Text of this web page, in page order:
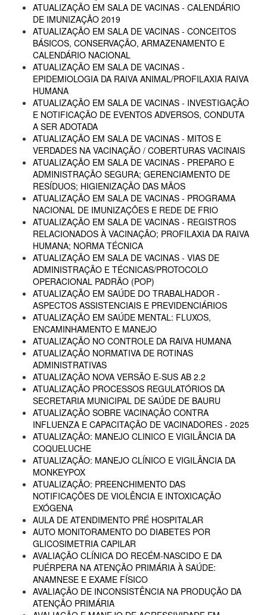
ATUALIZAÇÃO EM SALA DE VACINAS - CALENDÁRIO
DE IMUNIZAÇÃO 2019
ATUALIZAÇÃO EM SALA DE VACINAS - CONCEITOS
BÁSICOS, CONSERVAÇÃO, ARMAZENAMENTO E
CALENDÁRIO NACIONAL
ATUALIZAÇÃO EM SALA DE VACINAS -
EPIDEMIOLOGIA DA RAIVA ANIMAL/PROFILAXIA RAIVA
HUMANA
ATUALIZAÇÃO EM SALA DE VACINAS - INVESTIGAÇÃO
E NOTIFICAÇÃO DE EVENTOS ADVERSOS, CONDUTA
A SER ADOTADA
ATUALIZAÇÃO EM SALA DE VACINAS - MITOS E
VERDADES NA VACINAÇÃO / COBERTURAS VACINAIS
ATUALIZAÇÃO EM SALA DE VACINAS - PREPARO E
ADMINISTRAÇÃO SEGURA; GERENCIAMENTO DE
RESÍDUOS; HIGIENIZAÇÃO DAS MÃOS
ATUALIZAÇÃO EM SALA DE VACINAS - PROGRAMA
NACIONAL DE IMUNIZAÇÕES E REDE DE FRIO
ATUALIZAÇÃO EM SALA DE VACINAS - REGISTROS
RELACIONADOS À VACINAÇÃO; PROFILAXIA DA RAIVA
HUMANA; NORMA TÉCNICA
ATUALIZAÇÃO EM SALA DE VACINAS - VIAS DE
ADMINISTRAÇÃO E TÉCNICAS/PROTOCOLO
OPERACIONAL PADRÃO (POP)
ATUALIZAÇÃO EM SAÚDE DO TRABALHADOR -
ASPECTOS ASSISTENCIAIS E PREVIDENCIÁRIOS
ATUALIZAÇÃO EM SAÚDE MENTAL: FLUXOS,
ENCAMINHAMENTO E MANEJO
ATUALIZAÇÃO NO CONTROLE DA RAIVA HUMANA
ATUALIZAÇÃO NORMATIVA DE ROTINAS
ADMINISTRATIVAS
ATUALIZAÇÃO NOVA VERSÃO E-SUS AB 2.2
ATUALIZAÇÃO PROCESSOS REGULATÓRIOS DA
SECRETARIA MUNICIPAL DE SAÚDE DE BAURU
ATUALIZAÇÃO SOBRE VACINAÇÃO CONTRA
INFLUENZA E CAPACITAÇÃO DE VACINADORES - 2025
ATUALIZAÇÃO: MANEJO CLINICO E VIGILÂNCIA DA
COQUELUCHE
ATUALIZAÇÃO: MANEJO CLÍNICO E VIGILÂNCIA DA
MONKEYPOX
ATUALIZAÇÃO: PREENCHIMENTO DAS
NOTIFICAÇÕES DE VIOLÊNCIA E INTOXICAÇÃO
EXÓGENA
AULA DE ATENDIMENTO PRÉ HOSPITALAR
AUTO MONITORAMENTO DO DIABETES POR
GLICOSIMETRIA CAPILAR
AVALIAÇÃO CLÍNICA DO RECÉM-NASCIDO E DA
PUÉRPERA NA ATENÇÃO PRIMÁRIA À SAÚDE:
ANAMNESE E EXAME FÍSICO
AVALIAÇÃO DE INCONSISTÊNCIA NA PRODUÇÃO DA
ATENÇÃO PRIMÁRIA